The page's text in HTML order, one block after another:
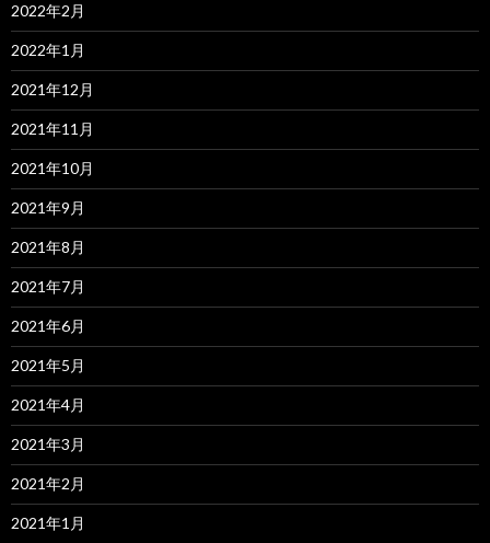
2022年2月
2022年1月
2021年12月
2021年11月
2021年10月
2021年9月
2021年8月
2021年7月
2021年6月
2021年5月
2021年4月
2021年3月
2021年2月
2021年1月